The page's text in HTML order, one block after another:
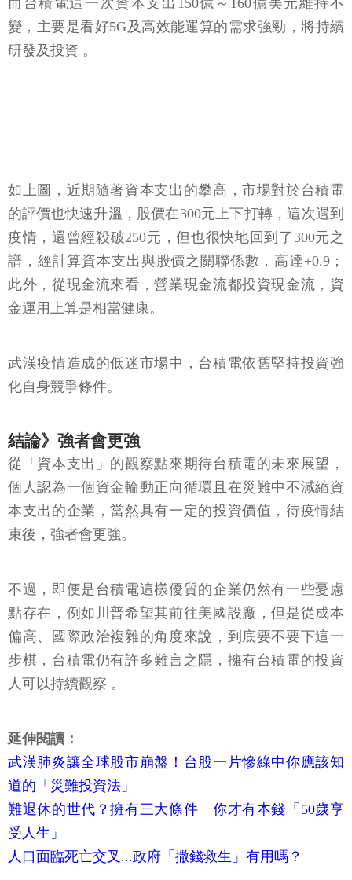
而台積電這一次資本支出150億～160億美元維持不
變，主要是看好5G及高效能運算的需求強勁，將持續
研發及投資 。
如上圖，近期隨著資本支出的攀高，市場對於台積電
的評價也快速升溫，股價在300元上下打轉，這次遇到
疫情，還曾經殺破250元，但也很快地回到了300元之
譜，經計算資本支出與股價之關聯係數，高達+0.9；
此外，從現金流來看，營業現金流都投資現金流，資
金運用上算是相當健康。
武漢疫情造成的低迷市場中，台積電依舊堅持投資強
化自身競爭條件。
結論》強者會更強
從「資本支出」的觀察點來期待台積電的未來展望，
個人認為一個資金輪動正向循環且在災難中不減縮資
本支出的企業，當然具有一定的投資價值，待疫情結
束後，強者會更強。
不過，即便是台積電這樣優質的企業仍然有一些憂慮
點存在，例如川普希望其前往美國設廠，但是從成本
偏高、國際政治複雜的角度來說，到底要不要下這一
步棋，台積電仍有許多難言之隱，擁有台積電的投資
人可以持續觀察 。
延伸閱讀：
武漢肺炎讓全球股市崩盤！台股一片慘綠中你應該知
道的「災難投資法」
難退休的世代？擁有三大條件 你才有本錢「50歲享
受人生」
人口面臨死亡交叉...政府「撒錢救生」有用嗎？